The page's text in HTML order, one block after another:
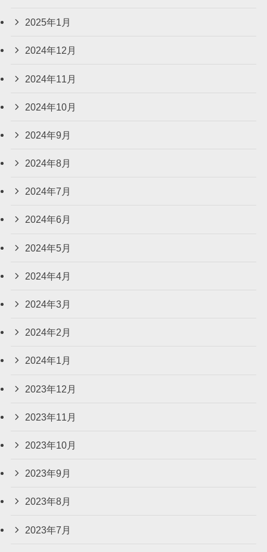
2025年1月
2024年12月
2024年11月
2024年10月
2024年9月
2024年8月
2024年7月
2024年6月
2024年5月
2024年4月
2024年3月
2024年2月
2024年1月
2023年12月
2023年11月
2023年10月
2023年9月
2023年8月
2023年7月